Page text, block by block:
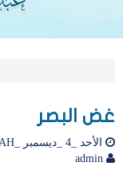
غض البصر
الأحد _4 _ديسمبر _2016AH